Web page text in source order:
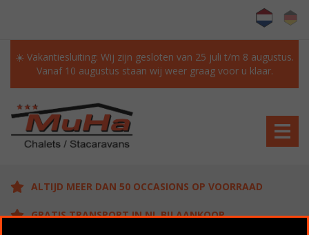
☀️ Vakantiesluiting: Wij zijn gesloten van 25 juli t/m 8 augustus.
Vanaf 10 augustus staan wij weer graag voor u klaar.
ALTIJD MEER DAN 50 OCCASIONS OP VOORRAAD
GRATIS TRANSPORT IN NL BIJ AANKOOP